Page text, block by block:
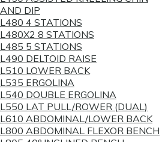
AND DIP
L480 4 STATIONS
L480X2 8 STATIONS
L485 5 STATIONS
L490 DELTOID RAISE
L510 LOWER BACK
L535 ERGOLINA
L540 DOUBLE ERGOLINA
L550 LAT PULL/ROWER (DUAL)
L610 ABDOMINAL/LOWER BACK
L800 ABDOMINAL FLEXOR BENCH